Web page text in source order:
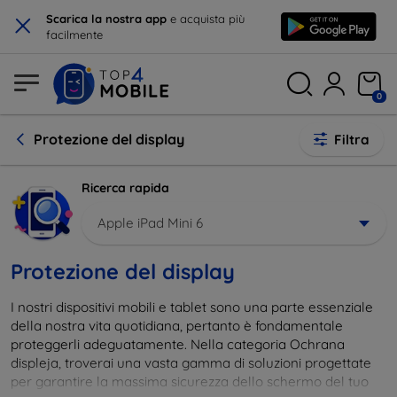
× Scarica la nostra app e acquista più
facilmente
0
Protezione del display Filtra
Ricerca rapida
Apple iPad Mini 6
Protezione del display
I nostri dispositivi mobili e tablet sono una parte essenziale
della nostra vita quotidiana, pertanto è fondamentale
proteggerli adeguatamente. Nella categoria Ochrana
displeja, troverai una vasta gamma di soluzioni progettate
per garantire la massima sicurezza dello schermo del tuo